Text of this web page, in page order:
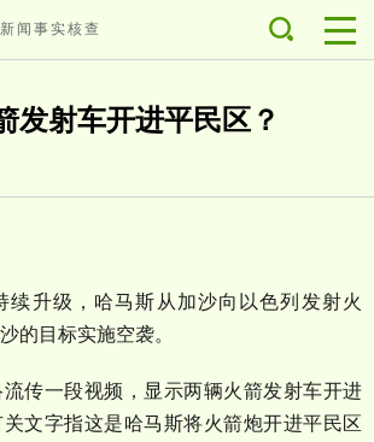
闻事实核查
发射车开进平民区？
续升级，哈马斯从加沙向以色列发射火
的目标实施空袭。
传一段视频，显示两辆火箭发射车开进
文字指这是哈马斯将火箭炮开进平民区